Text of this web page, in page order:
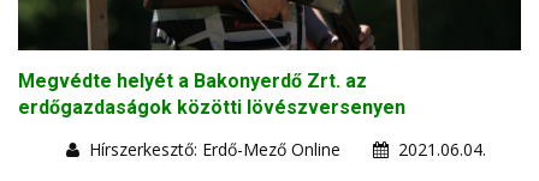
Megvédte helyét a Bakonyerdő Zrt. az
erdőgazdaságok közötti lövészversenyen
Hírszerkesztő: Erdő-Mező Online
2021.06.04.